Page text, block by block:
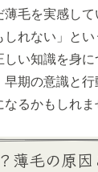
薄毛を実感し
れない」とい
しい知識を身
早期の意識と
るかもしれま
薄毛の原